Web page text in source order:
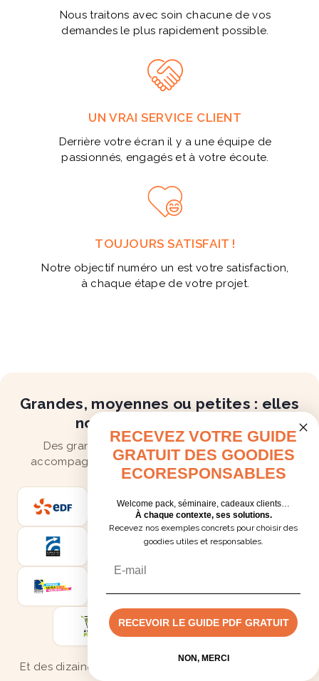
Devis rapide
Nous traitons avec soin chacune de vos
demandes le plus rapidement possible.
UN VRAI SERVICE CLIENT
Derrière votre écran il y a une équipe de
passionnés, engagés et à votre écoute.
TOUJOURS SATISFAIT !
Notre objectif numéro un est votre satisfaction,
à chaque étape de votre projet.
Grandes, moyennes ou petites : elles
nous font confiance 👀
Des grands groupes aux jeunes pousses, on
accompagne les entreprises de toutes les tailles.
Et des dizaines d'autres : la meilleure preuve, c'est ce
RECEVEZ VOTRE GUIDE
GRATUIT DES GOODIES
ECORESPONSABLES
Welcome pack, séminaire, cadeaux clients…
À chaque contexte, ses solutions.
Recevez nos exemples concrets pour choisir des
goodies utiles et responsables.
RECEVOIR LE GUIDE PDF GRATUIT
NON, MERCI